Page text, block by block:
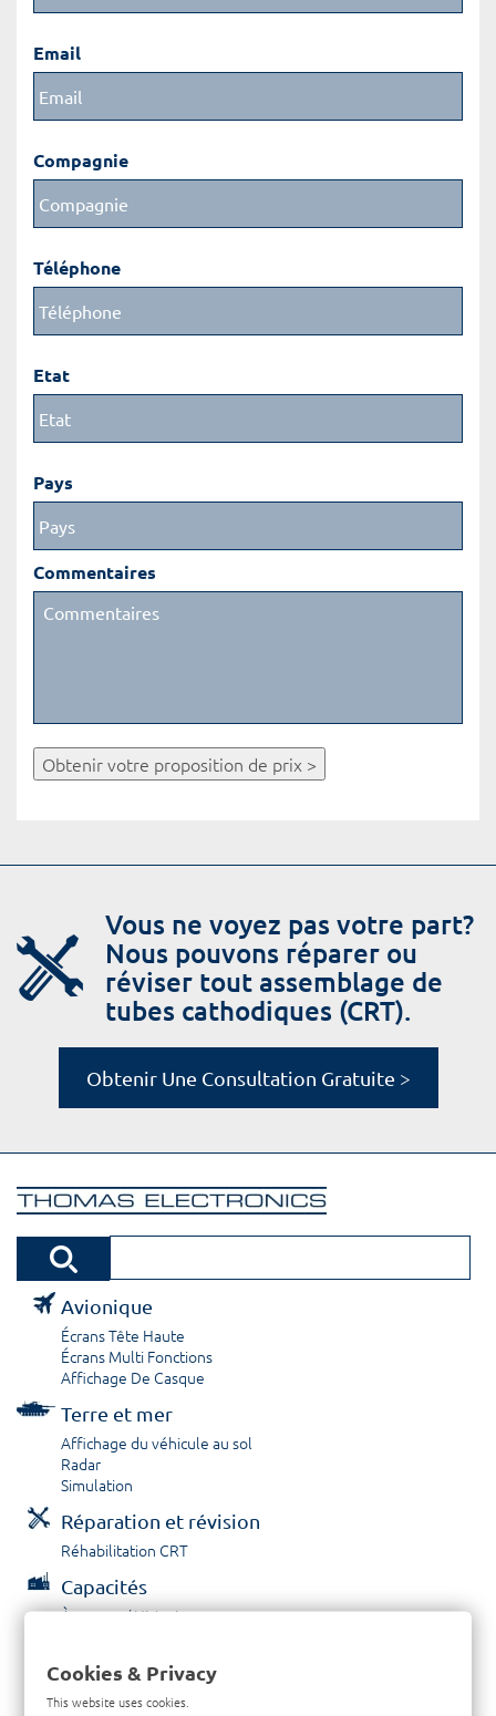
Email
Compagnie
Téléphone
Etat
Pays
Commentaires
Obtenir votre proposition de prix >
Vous ne voyez pas votre part?
Nous pouvons réparer ou
réviser tout assemblage de
tubes cathodiques (CRT).
Obtenir Une Consultation Gratuite >
Avionique
Écrans Tête Haute
Écrans Multi Fonctions
Affichage De Casque
Terre et mer
Affichage du véhicule au sol
Radar
Simulation
Réparation et révision
Réhabilitation CRT
Capacités
À propos / Historique
Contactez nous
Cookies & Privacy
This website uses cookies.